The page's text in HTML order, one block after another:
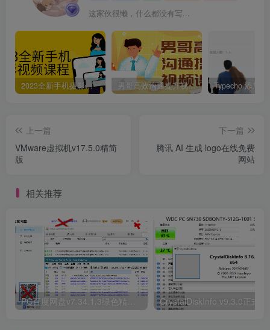
这家伙很懒，什么都没有写...
2023全新手机摄影视频课程 男哥高效沟通提升视频课程
上一篇
VMware虚拟机v17.5.0精简
版
下一篇
腾讯 AI 生成 logo在线免费
网站
相关推荐
CrystalDiskInfo v9.3.0正式版